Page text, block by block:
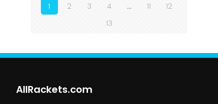
1 2 3 4 … 11
12
13
AllRackets.com